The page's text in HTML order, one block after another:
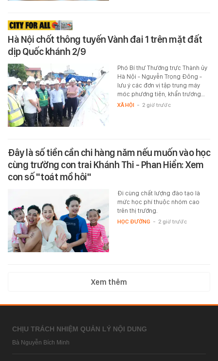
Hà Nội chốt thông tuyến Vành đai 1 trên mặt đất
dịp Quốc khánh 2/9
Phó Bí thư Thường trực Thành ủy
Hà Nội - Nguyễn Trọng Đông -
lưu ý các đơn vị tập trung máy
móc phương tiện, khẩn trương…
XÃ HỘI - 2 giờ trước
Đây là số tiền cần chi hàng năm nếu muốn vào học
cùng trường con trai Khánh Thi - Phan Hiển: Xem
con số "toát mồ hôi"
Đi cùng chất lượng đào tạo là
mức học phí thuộc nhóm cao
trên thị trường.
HỌC ĐƯỜNG - 2 giờ trước
Xem thêm
CHỊU TRÁCH NHIỆM QUẢN LÝ NỘI DUNG
Bà Nguyễn Bích Minh